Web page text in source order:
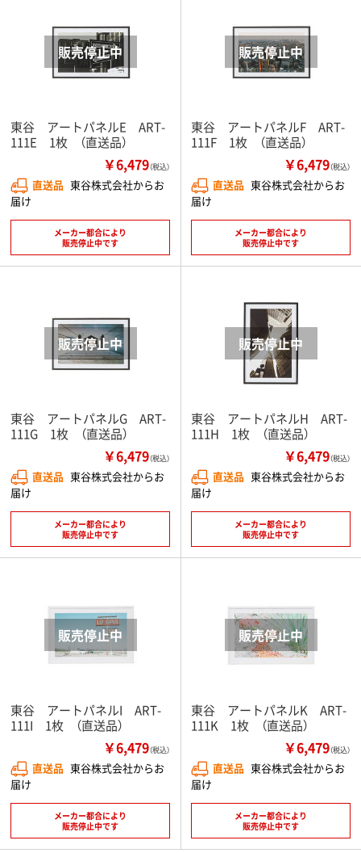
東谷 アートパネルE ART-
111E 1枚 （直送品）
￥6,479（税込）
直送品 東谷株式会社からお
届け
メーカー都合により
販売停止中です
東谷 アートパネルF ART-
111F 1枚 （直送品）
￥6,479（税込）
直送品 東谷株式会社からお
届け
メーカー都合により
販売停止中です
東谷 アートパネルG ART-
111G 1枚 （直送品）
￥6,479（税込）
直送品 東谷株式会社からお
届け
メーカー都合により
販売停止中です
東谷 アートパネルH ART-
111H 1枚 （直送品）
￥6,479（税込）
直送品 東谷株式会社からお
届け
メーカー都合により
販売停止中です
東谷 アートパネルI ART-
111I 1枚 （直送品）
￥6,479（税込）
直送品 東谷株式会社からお
届け
メーカー都合により
販売停止中です
東谷 アートパネルK ART-
111K 1枚 （直送品）
￥6,479（税込）
直送品 東谷株式会社からお
届け
メーカー都合により
販売停止中です